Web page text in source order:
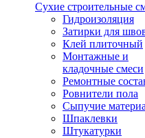
Сухие строительные
Гидроизоляция
Затирки для
Клей плиточный
Монтажные и
кладочные смеси
Ремонтные
Ровнители пола
Сыпучие
Шпаклевки
Штукатурки